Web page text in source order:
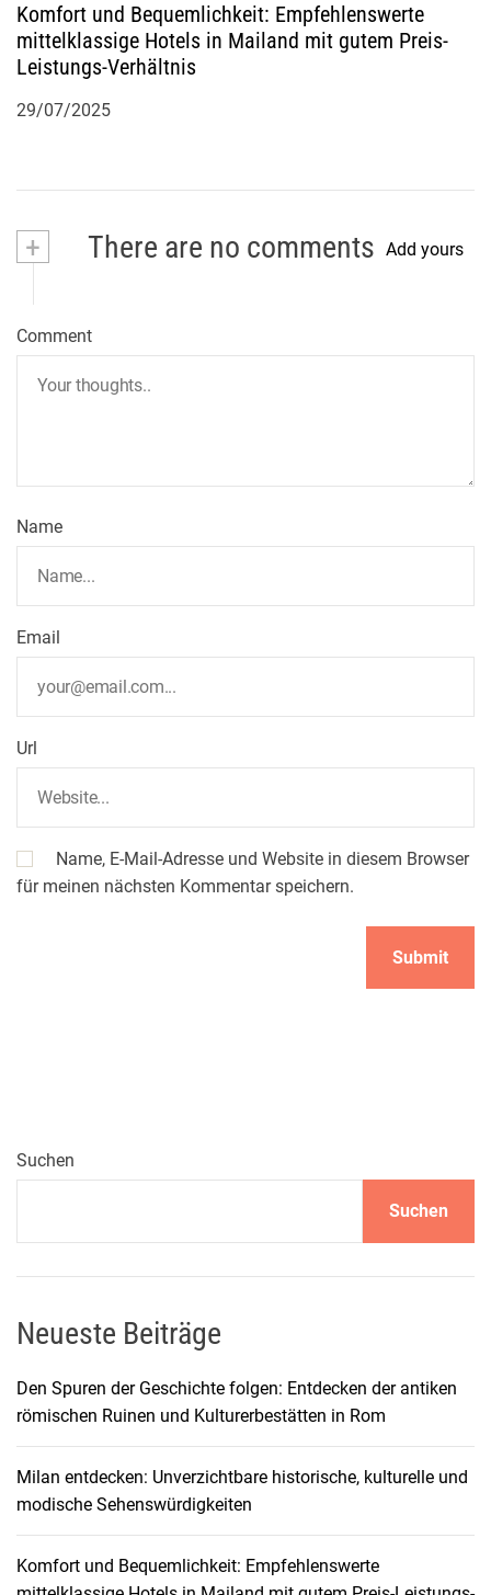
Komfort und Bequemlichkeit: Empfehlenswerte
mittelklassige Hotels in Mailand mit gutem Preis-
Leistungs-Verhältnis
29/07/2025
+ There are no comments Add yours
Comment
Name
Email
Url
Name, E-Mail-Adresse und Website in diesem Browser
für meinen nächsten Kommentar speichern.
Suchen
Suchen
Neueste Beiträge
Den Spuren der Geschichte folgen: Entdecken der antiken
römischen Ruinen und Kulturerbestätten in Rom
Milan entdecken: Unverzichtbare historische, kulturelle und
modische Sehenswürdigkeiten
Komfort und Bequemlichkeit: Empfehlenswerte